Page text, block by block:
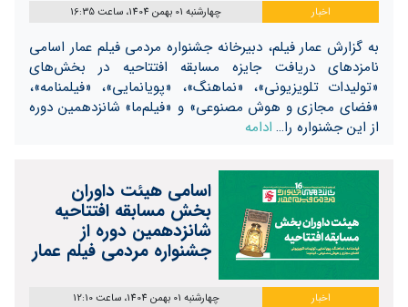
اخبار چهارشنبه 01 بهمن 1404، ساعت 16:35
به گزارش عمار فیلم، دبیرخانه جشنواره مردمی فیلم عمار اسامی
نامزدهای دریافت جایزه مسابقه افتتاحیه در بخش‌های
«تولیدات تلویزیونی»، «نماهنگ»، «پویانمایی»، «فیلمنامه»،
«فضای مجازی و هوش مصنوعی» و «فیلم‌ما» شانزدهمین دوره
از این جشنواره را… ادامه
اسامی هیئت داوران
بخش مسابقه افتتاحیه
شانزدهمین دوره از
جشنواره مردمی فیلم عمار
اخبار چهارشنبه 01 بهمن 1404، ساعت 12:10